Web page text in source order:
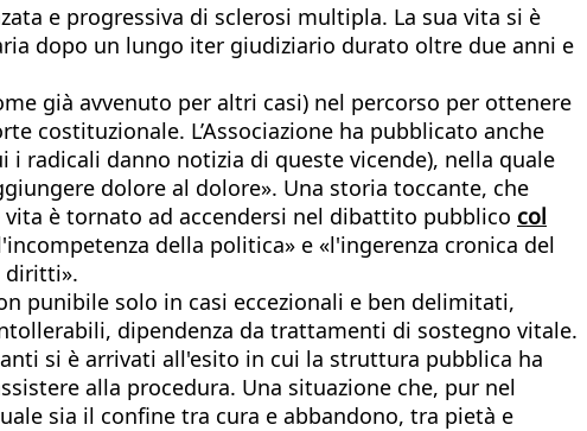
e progressiva di sclerosi multipla. La sua vita si è
dopo un lungo iter giudiziario durato oltre due anni e
già avvenuto per altri casi) nel percorso per ottenere
costituzionale. L’Associazione ha pubblicato anche
radicali danno notizia di queste vicende), nella quale
dolore al dolore». Una storia toccante, che
è tornato ad accendersi nel dibattito pubblico col
della politica» e «l'ingerenza cronica del
diritti».
punibile solo in casi eccezionali e ben delimitati,
dipendenza da trattamenti di sostegno vitale.
si è arrivati all'esito in cui la struttura pubblica ha
alla procedura. Una situazione che, pur nel
sia il confine tra cura e abbandono, tra pietà e